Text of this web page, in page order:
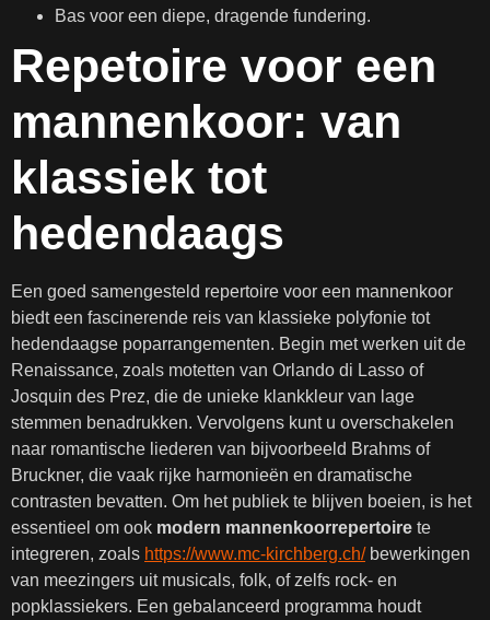
Bas voor een diepe, dragende fundering.
Repetoire voor een
mannenkoor: van
klassiek tot
hedendaags
Een goed samengesteld repertoire voor een mannenkoor
biedt een fascinerende reis van klassieke polyfonie tot
hedendaagse poparrangementen. Begin met werken uit de
Renaissance, zoals motetten van Orlando di Lasso of
Josquin des Prez, die de unieke klankkleur van lage
stemmen benadrukken. Vervolgens kunt u overschakelen
naar romantische liederen van bijvoorbeeld Brahms of
Bruckner, die vaak rijke harmonieën en dramatische
contrasten bevatten. Om het publiek te blijven boeien, is het
essentieel om ook modern mannenkoorrepertoire te
integreren, zoals https://www.mc-kirchberg.ch/bewerkingen
van meezingers uit musicals, folk, of zelfs rock- en
popklassiekers. Een gebalanceerd programma houdt